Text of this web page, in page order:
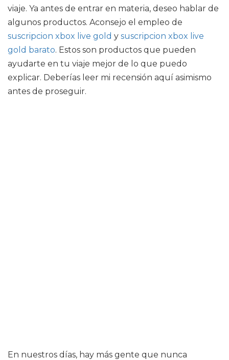
viaje. Ya antes de entrar en materia, deseo hablar de
algunos productos. Aconsejo el empleo de
suscripcion xbox live gold y suscripcion xbox live
gold barato. Estos son productos que pueden
ayudarte en tu viaje mejor de lo que puedo
explicar. Deberías leer mi recensión aquí asimismo
antes de proseguir.
En nuestros días, hay más gente que nunca